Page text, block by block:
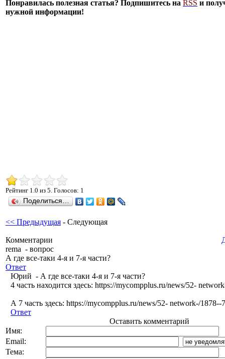
Понравилась полезная статья? Подпишитесь на RSS и
нужной информации!
Рейтинг 1.0 из 5 . Голосов: 1
Поделиться…
<< Предыдущая - Следующая
Комментарии
rema - вопрос
А где все-таки 4-я и 7-я части?
Ответ
Юрий - А где все-таки 4-я и 7-я части?
4 часть находится здесь: https://mycompplus.ru/news/52-
А 7 часть здесь: https://mycompplus.ru/news/52- network-/1878--
Ответ
Оставить комментарий
Имя:
Email:
Тема: